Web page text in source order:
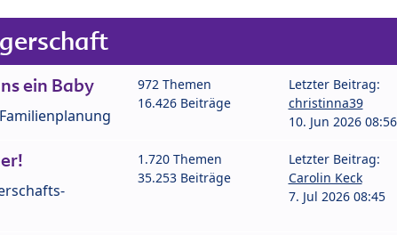
ein Baby
972 Themen
16.426 Beiträge
Letzter Beitrag:
christinna39
10. Jun 2026 08:56
1.720 Themen
35.253 Beiträge
Letzter Beitrag:
Carolin Keck
7. Jul 2026 08:45